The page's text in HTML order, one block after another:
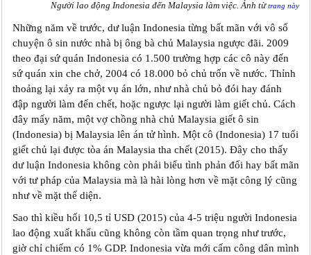
Người lao động Indonesia đến Malaysia làm việc. Ảnh từtrang này
Những năm về trước, dư luận Indonesia từng bất mãn với vô số
chuyện ô sin nước nhà bị ông bà chủ Malaysia ngược đãi. 2009
theo đại sứ quán Indonesia có 1.500 trường hợp các cô này đến
sứ quán xin che chở, 2004 có 18.000 bỏ chủ trốn về nước. Thỉnh
thoảng lại xảy ra một vụ án lớn, như nhà chủ bỏ đói hay đánh
đập người làm đến chết, hoặc ngược lại người làm giết chủ. Cách
đây mấy năm, một vợ chồng nhà chủ Malaysia giết ô sin
(Indonesia) bị Malaysia lên án tử hình. Một cô (Indonesia) 17 tuổi
giết chủ lại được tòa án Malaysia tha chết (2015). Đây cho thấy
dư luận Indonesia không còn phải biểu tình phản đối hay bất mãn
với tư pháp của Malaysia mà là hài lòng hơn về mặt công lý cũng
như về mặt thể diện.
Sao thì kiều hối 10,5 tỉ USD (2015) của 4-5 triệu người Indonesia
lao động xuất khẩu cũng không còn tầm quan trọng như trước,
giờ chỉ chiếm có 1% GDP. Indonesia vừa mới cấm công dân mình